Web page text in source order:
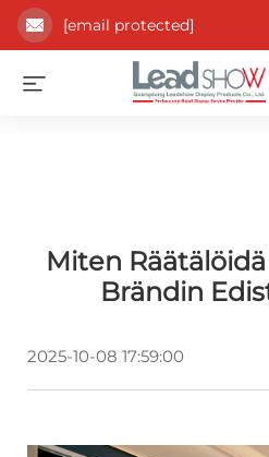
[email protected]
Miten
Brändin
2025-10-08 17:59:00